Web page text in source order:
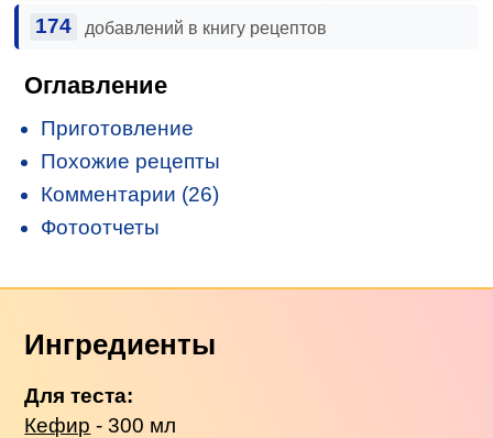
174 добавлений в книгу рецептов
Оглавление
Приготовление
Похожие рецепты
Комментарии (26)
Фотоотчеты
Ингредиенты
Для теста:
Кефир - 300 мл